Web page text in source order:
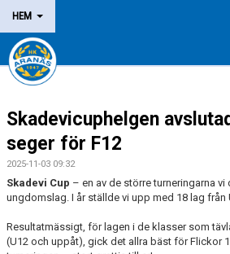
HEM
NYHETER
OM KLUBBEN
MEDLEM
LEDARE
DOMARE/FUNKTIONÄR
Skadevicuphelgen
seger för F12
2025-11-03 09:32
Skadevi Cup – en av de större turneringarna vi
ungdomslag. I år ställde vi upp med 18 lag från
Resultatmässigt, för lagen i de klasser som
(U12 och uppåt), gick det allra bäst för Flickor